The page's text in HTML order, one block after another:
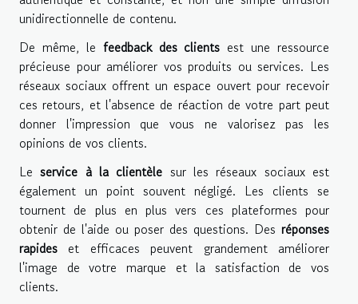
unidirectionnelle de contenu.
De même, le feedback des clients est une ressource
précieuse pour améliorer vos produits ou services. Les
réseaux sociaux offrent un espace ouvert pour recevoir
ces retours, et l'absence de réaction de votre part peut
donner l'impression que vous ne valorisez pas les
opinions de vos clients.
Leservice à la clientèle sur les réseaux sociaux est
également un point souvent négligé. Les clients se
tournent de plus en plus vers ces plateformes pour
obtenir de l'aide ou poser des questions. Des réponses
rapides et efficaces peuvent grandement améliorer
l'image de votre marque et la satisfaction de vos
clients.